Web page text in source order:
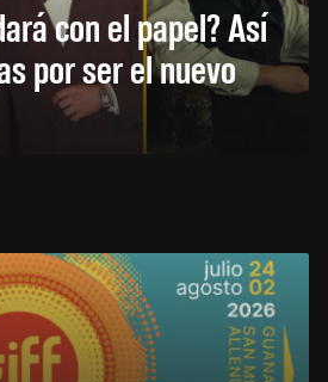
con el papel? Así
por ser el nuevo